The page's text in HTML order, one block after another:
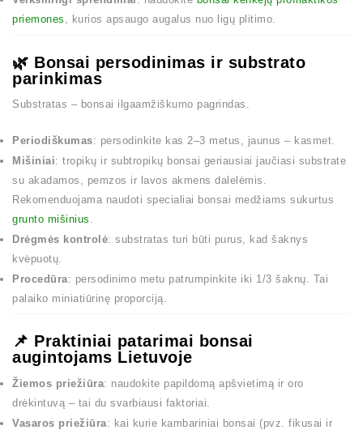
priemones , kurios apsaugo augalus nuo ligų plitimo.
🌿 Bonsai persodinimas ir substrato
parinkimas
Substratas – bonsai ilgaamžiškumo pagrindas.
Periodiškumas: persodinkite kas 2–3 metus, jaunus – kasmet.
Mišiniai: tropikų ir subtropikų bonsai geriausiai jaučiasi substrate
su akadamos, pemzos ir lavos akmens dalelėmis.
Rekomenduojama naudoti specialiai bonsai medžiams sukurtus
grunto mišinius
Drėgmės kontrolė: substratas turi būti purus, kad šaknys
kvėpuotų.
Procedūra: persodinimo metu patrumpinkite iki 1/3 šaknų. Tai
palaiko miniatiūrinę proporciją.
📌 Praktiniai patarimai bonsai
augintojams Lietuvoje
Žiemos priežiūra: naudokite papildomą apšvietimą ir oro
drėkintuvą – tai du svarbiausi faktoriai.
Vasaros priežiūra: kai kurie kambariniai bonsai (pvz. fikusai ir